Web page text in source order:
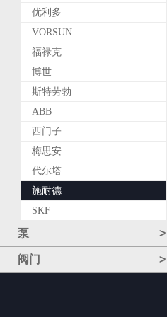
优利多
VORSUN
福禄克
博世
斯特劳勃
ABB
西门子
梅思安
代尔塔
施耐德
SKF
泵 >
阀门 >